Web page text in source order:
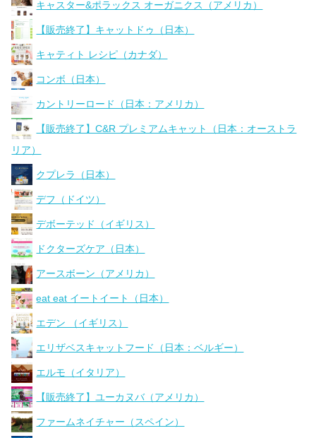
キャスター&ポラックス オーガニクス（アメリカ）
【販売終了】キャットドゥ（日本）
キャティト レシピ（カナダ）
コンボ（日本）
カントリーロード（日本：アメリカ）
【販売終了】C&R プレミアムキャット（日本：オーストラ
リア）
クプレラ（日本）
デフ（ドイツ）
デボーテッド（イギリス）
ドクターズケア（日本）
アースボーン（アメリカ）
eat eat イートイート（日本）
エデン （イギリス）
エリザベスキャットフード（日本：ベルギー）
エルモ（イタリア）
【販売終了】ユーカヌバ（アメリカ）
ファームネイチャー（スペイン）